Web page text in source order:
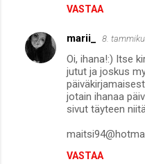
VASTAA
marii_ 8.
Oi, ihana!:) Itse
jutut ja joskus
jotain ihanaa
sivut täyteen
VASTAA